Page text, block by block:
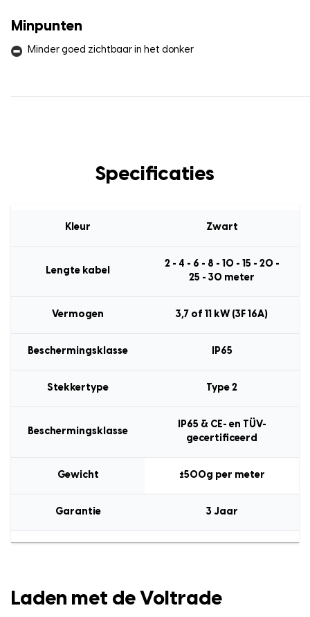
Minpunten
Minder goed zichtbaar in het donker
Specificaties
Kleur Zwart
Lengte kabel
2 - 4 - 6 - 8 - 10 - 15 - 20 -
25 - 30 meter
Vermogen 3,7 of 11 kW (3F 16A)
Beschermingsklasse IP65
Stekkertype Type 2
Beschermingsklasse
IP65 & CE- en TÜV-
gecertificeerd
Gewicht ±500g per meter
Garantie 3 Jaar
Laden met de Voltrade